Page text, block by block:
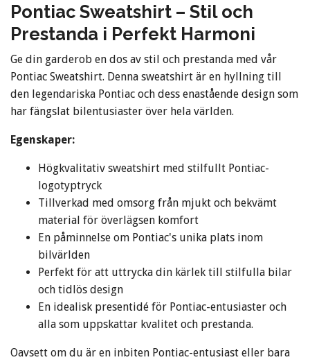
Pontiac Sweatshirt – Stil och
Prestanda i Perfekt Harmoni
Ge din garderob en dos av stil och prestanda med vår
Pontiac Sweatshirt. Denna sweatshirt är en hyllning till
den legendariska Pontiac och dess enastående design som
har fängslat bilentusiaster över hela världen.
Egenskaper:
Högkvalitativ sweatshirt med stilfullt Pontiac-
logotyptryck
Tillverkad med omsorg från mjukt och bekvämt
material för överlägsen komfort
En påminnelse om Pontiac's unika plats inom
bilvärlden
Perfekt för att uttrycka din kärlek till stilfulla bilar
och tidlös design
En idealisk presentidé för Pontiac-entusiaster och
alla som uppskattar kvalitet och prestanda.
Oavsett om du är en inbiten Pontiac-entusiast eller bara